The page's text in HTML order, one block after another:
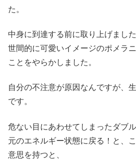
た。
中身に到達する前に取り上げました
世間的に可愛いイメージのポメラ
ことをやらかしました。
自分の不注意が原因なんですが、
です。
危ない目にあわせてしまったダブ
元のエネルギー状態に戻る！と、
意思を持つと、